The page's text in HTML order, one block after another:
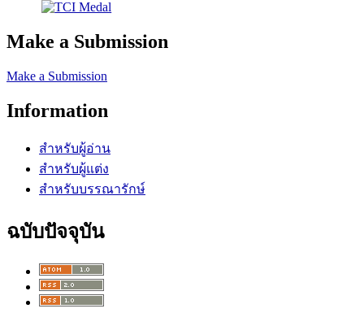
Make a Submission
Make a Submission
Information
สำหรับผู้อ่าน
สำหรับผู้แต่ง
สำหรับบรรณารักษ์
ฉบับปัจจุบัน